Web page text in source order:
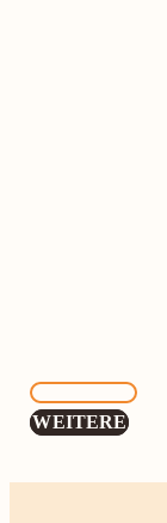
WEITERE